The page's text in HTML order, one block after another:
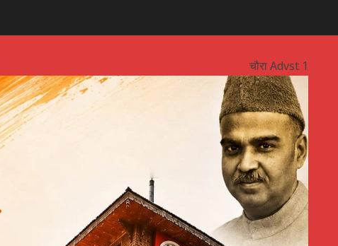
चौरा Advst 1